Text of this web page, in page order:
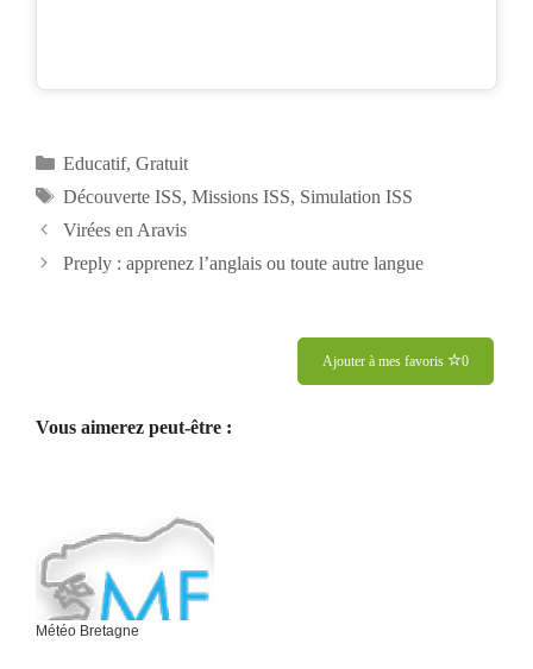
Catégories
Educatif, Gratuit
Étiquettes
Découverte ISS, Missions ISS, Simulation ISS
Navigation
des
Virées en Aravis
Preply : apprenez l’anglais ou toute autre langue
Ajouter à mes favoris 0
Vous aimerez peut-être :
Météo Bretagne